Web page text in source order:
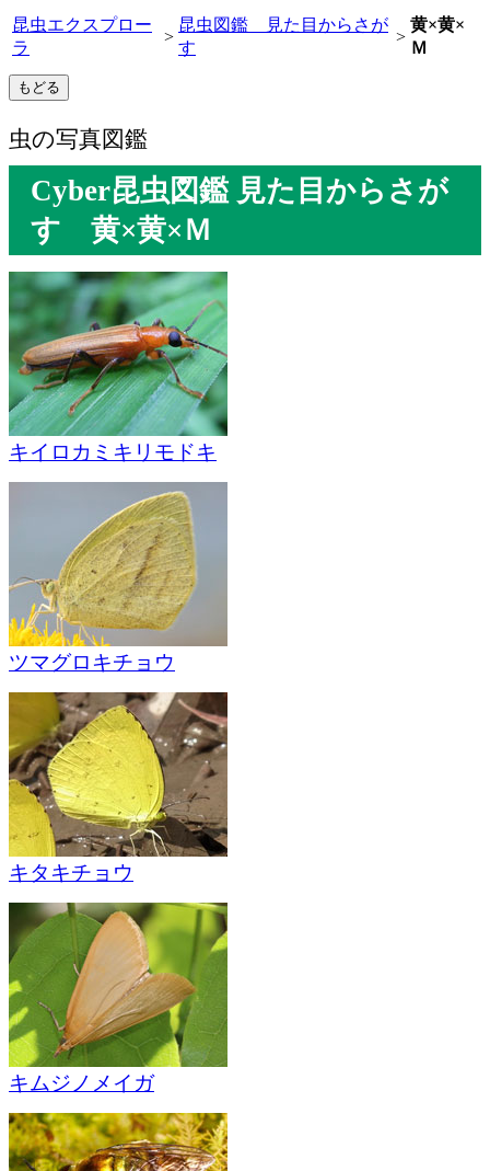
昆虫エクスプロー
ラ
>
昆虫図鑑 見た目からさが
す
>
黄×黄×
Ｍ
虫の写真図鑑
Cyber昆虫図鑑 見た目からさが
す 黄×黄×Ｍ
キイロカミキリモドキ
ツマグロキチョウ
キタキチョウ
キムジノメイガ